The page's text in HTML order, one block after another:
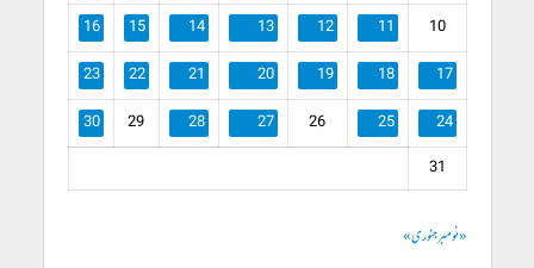
10
11
12
13
14
15
16
17
18
19
20
21
22
23
24
25
26
27
28
29
30
31
« نومبرجنوری »